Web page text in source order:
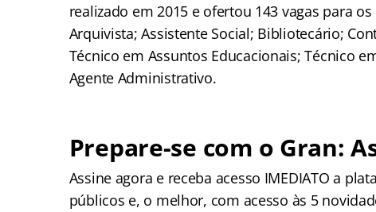
realizado em 2015 e ofertou 143 vagas para
Arquivista; Assistente Social; Bibliotecário;
Técnico em Assuntos Educacionais; Técnico
Agente Administrativo.
Prepare-se com o Gran:
Assine agora e receba acesso IMEDIATO a
públicos e, o melhor, com acesso às 5